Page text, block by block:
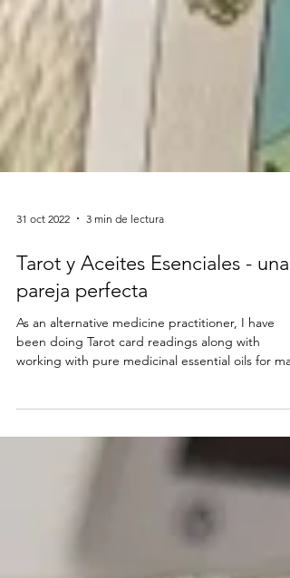
31 oct 2022 3 min de lectura
Tarot y Aceites Esenciales - una
pareja perfecta
working with pure medicinal essential oils for man